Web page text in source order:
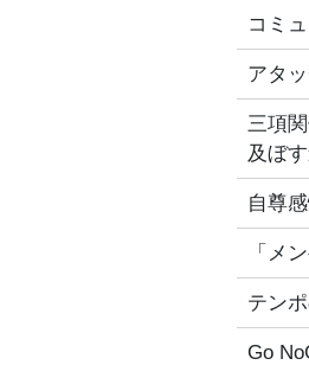
コミ
アタ
三項
及ぼ
自尊
「メ
テン
Go